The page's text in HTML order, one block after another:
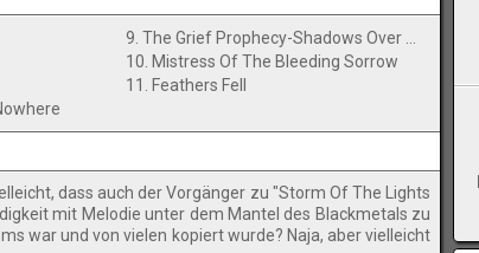
10. Mistress Of The Bleeding Sorrow
11. Feathers Fell
dass auch der Vorgänger zu "Storm Of The Lights
mit Melodie unter dem Mantel des Blackmetals zu
war und von vielen kopiert wurde? Naja, aber vielleicht